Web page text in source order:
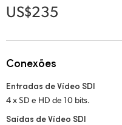
Poland
US$235
Conexões
Entradas de Vídeo SDI
4 x SD e HD de 10 bits.
Saídas de Vídeo SDI